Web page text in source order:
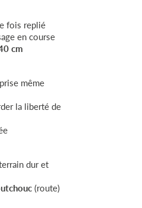
fois replié
en course
cm
même
la liberté de
dur et
(route)